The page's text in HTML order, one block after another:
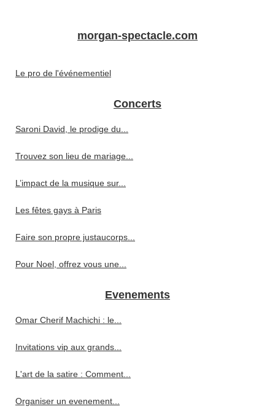
morgan-spectacle.com
Le pro de l'événementiel
Concerts
Saroni David, le prodige du...
Trouvez son lieu de mariage...
L’impact de la musique sur...
Les fêtes gays à Paris
Faire son propre justaucorps...
Pour Noel, offrez vous une...
Evenements
Omar Cherif Machichi : le...
Invitations vip aux grands...
L'art de la satire : Comment...
Organiser un evenement...